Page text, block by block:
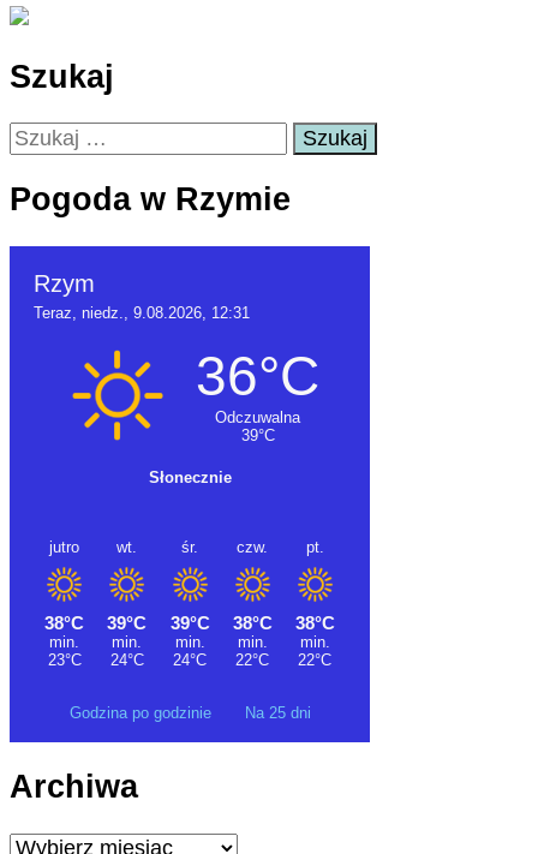
Szukaj
Szukaj:
Pogoda w Rzymie
Godzina po godzinie Na 25 dni
Archiwa
Archiwa